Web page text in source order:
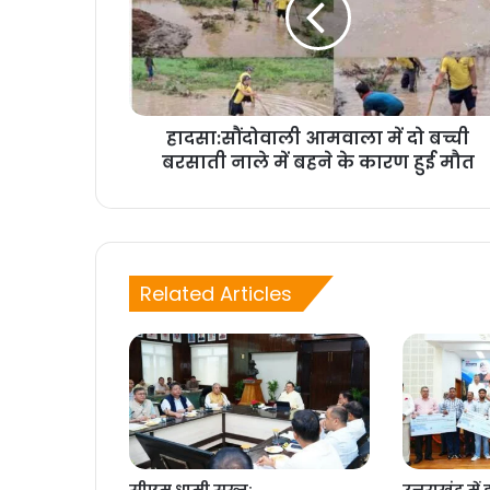
हादसा:सौंदोवाली आमवाला में दो बच्ची
बरसाती नाले में बहने के कारण हुई मौत
Related Articles